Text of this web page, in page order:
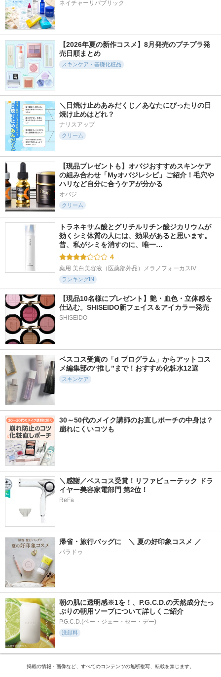
ネイチャーリパブリック
【2026年夏の新作コスメ】8月発売のプチプラ発
売日順まとめ
スキンケア・基礎化粧品
＼日焼け止めあみだくじ／あなたにぴったりの日
焼け止めはどれ？
ナリスアップ
クリーム
【現品プレゼントも】オバジおすすめスキンケア
の組み合わせ「Myオバジレシピ」ご紹介！毛穴や
ハリなど自分に合うケアが分かる
オバジ
クリーム
トラネキサム酸とグリチルリチン酸ジカリウムが
効くシミ体質の人には、効果があると思います。
昔、私がシミを消すのに、唯一…
4
薬用 美白美容液（医薬部外品）メラノフォーカスIV
ランキングIN
【現品10名様にプレゼント】艶・血色・立体感を
仕込む。SHISEIDO新フェイス＆アイカラー発売
SHISEIDO
ベスコス受賞の「d プログラム」からアットコス
メ編集部の“推し”まで！おすすめ化粧水12選
スキンケア
30～50代のメイク講師のお直しポーチの中身は？
崩れにくいコツも
＼感謝／ベスコス受賞！リファビューテック ドラ
イヤー美容家電部門 第2位！
ReFa
帰省・旅行バッグに　＼ 夏の好印象コスメ ／
パラドゥ
朝の肌に透明感※1を！、P.G.C.D.の天然成分たっ
ぷりの朝用ソープについて詳しくご紹介
P.G.C.D.(ペー・ジェー・セー・デー)
洗顔料
掲載の情報・画像など、すべてのコンテンツの無断複写、転載を禁じます。